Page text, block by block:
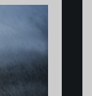
de La Habana